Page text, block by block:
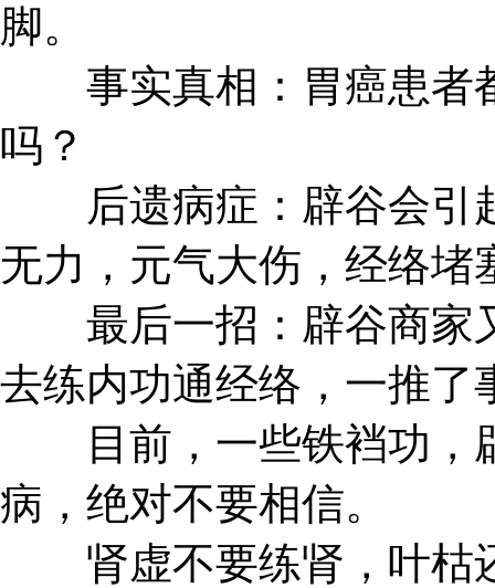
脚。
事实真相：胃癌患者
吗？
后遗病症：辟谷会引
无力，元气大伤，经络堵
最后一招：辟谷商家
去练内功通经络，一推了
目前，一些铁裆功，
病，绝对不要相信。
肾虚不要练肾，叶枯